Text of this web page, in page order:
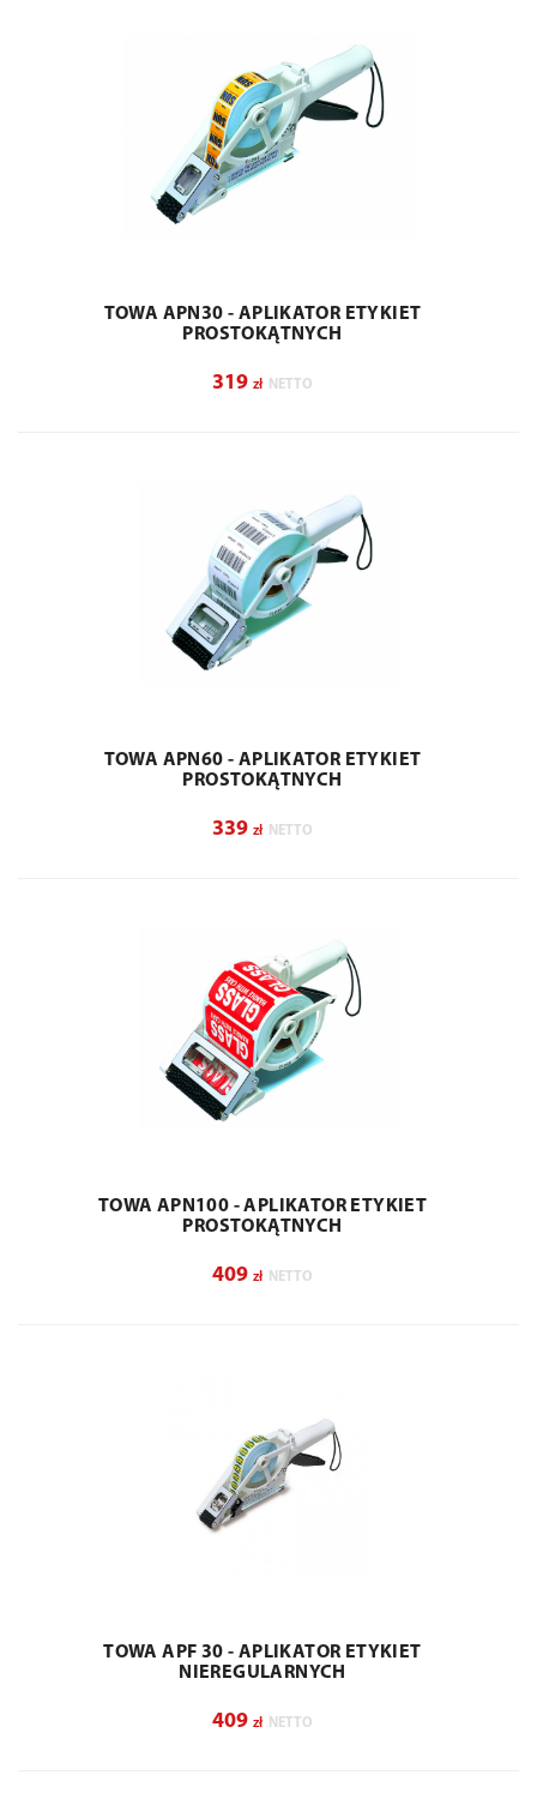
TOWA APN30 - APLIKATOR ETYKIET
PROSTOKĄTNYCH
319 zł NETTO
TOWA APN60 - APLIKATOR ETYKIET
PROSTOKĄTNYCH
339 zł NETTO
TOWA APN100 - APLIKATOR ETYKIET
PROSTOKĄTNYCH
409 zł NETTO
TOWA APF 30 - APLIKATOR ETYKIET
NIEREGULARNYCH
409 zł NETTO